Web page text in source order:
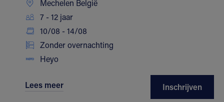
Mechelen België
7 - 12 jaar
10/08 - 14/08
Zonder overnachting
Heyo
Lees meer Inschrijven